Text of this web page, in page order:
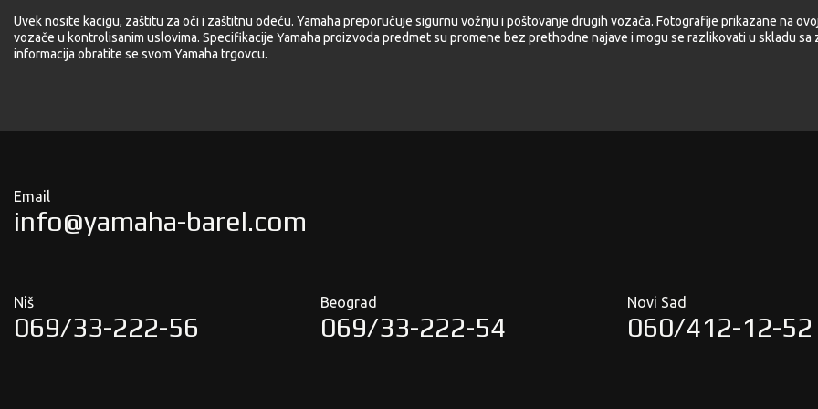
Uvek nosite kacigu, zaštitu za oči i zaštitnu odeću. Yamaha preporučuje sigurnu vožnju i poštovanje drugih vozača. Fotografije prikazane na
vozače u kontrolisanim uslovima. Specifikacije Yamaha proizvoda predmet su promene bez prethodne najave i mogu se razlikovati u skladu sa
informacija obratite se svom Yamaha trgovcu.
Email
info@yamaha-barel.com
Niš
069/33-222-56
Beograd
069/33-222-54
Novi Sad
060/412-12-52